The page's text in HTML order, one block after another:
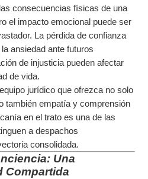
consecuencias físicas de una
el impacto emocional puede ser
La pérdida de confianza
ansiedad ante futuros
de injusticia pueden afectar
de vida.
jurídico que ofrezca no solo
también empatía y comprensión
en el trato es una de las
a despachos
consolidada.
Una
Compartida